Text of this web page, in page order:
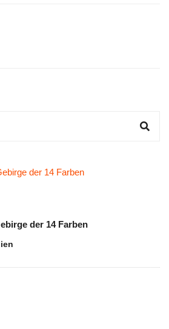
der 14 Farben